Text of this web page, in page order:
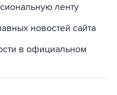
ленту
новостей сайта
в официальном